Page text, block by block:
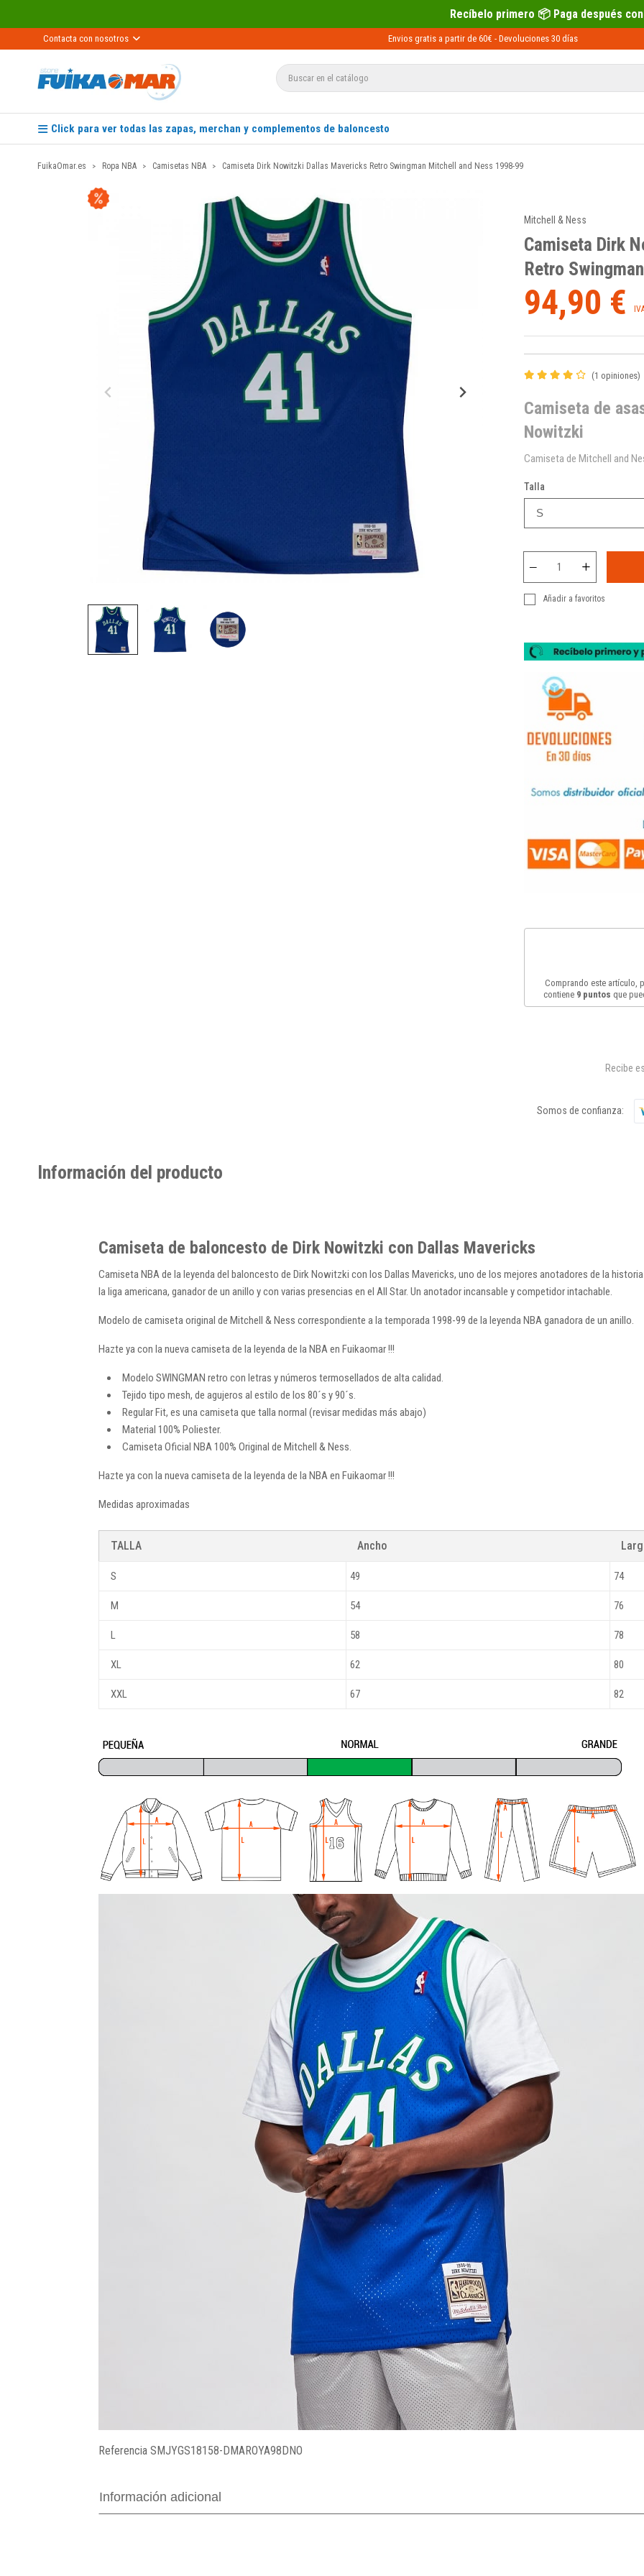
Recíbelo primero 📦 Paga después con Sequra 💶
Contacta con nosotros Envios gratis a partir de 60€ - Devoluciones 30 días
Click para ver todas las zapas, merchan y complementos de baloncesto
FuikaOmar.es Ropa NBA Camisetas NBA Camiseta Dirk Nowitzki Dallas Mavericks Retro Swingman Mitchell and Ness 1998-99
Mitchell & Ness
Camiseta Dirk
Retro
94,90 €
(1 opiniones)
Camiseta de
Nowitzki
Camiseta de Mitchell and
Talla
Añadir a favoritos
Comprando este artículo,
contiene 9puntos que
Recibe
Somos de confianza:
Información del producto
Camiseta de baloncesto de Dirk Nowitzki con Dallas Mavericks
Camiseta NBA de la leyenda del baloncesto de Dirk Nowitzki con los Dallas Mavericks, uno de los mejores anotadores de la
la liga americana, ganador de un anillo y con varias presencias en el All Star. Un anotador incansable y competidor intachable.
Modelo de camiseta original de Mitchell & Ness correspondiente a la temporada 1998-99 de la leyenda NBA ganadora de un anillo.
Hazte ya con la nueva camiseta de la leyenda de la NBA en Fuikaomar !!!
Modelo SWINGMAN retro con letras y números termosellados de alta calidad.
Tejido tipo mesh, de agujeros al estilo de los 80´s y 90´s.
Regular Fit, es una camiseta que talla normal (revisar medidas más abajo)
Material 100% Poliester.
Camiseta Oficial NBA 100% Original de Mitchell & Ness.
Hazte ya con la nueva camiseta de la leyenda de la NBA en Fuikaomar !!!
Medidas aproximadas
TALLA Ancho
S 49 74
M 54 76
L 58 78
XL 62 80
XXL 67 82
Referencia SMJYGS18158-DMAROYA98DNO
Información adicional